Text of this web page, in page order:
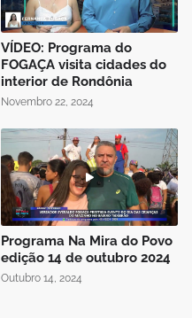
VÍDEO: Programa do
FOGAÇA visita cidades do
interior de Rondônia
Novembro 22, 2024
Programa Na Mira do Povo
edição 14 de outubro 2024
Outubro 14, 2024